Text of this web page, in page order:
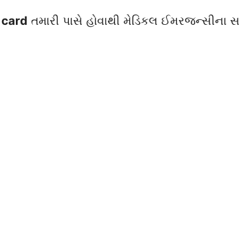
તમારી પાસે હોવાથી મેડિકલ ઈમરજન્સીના